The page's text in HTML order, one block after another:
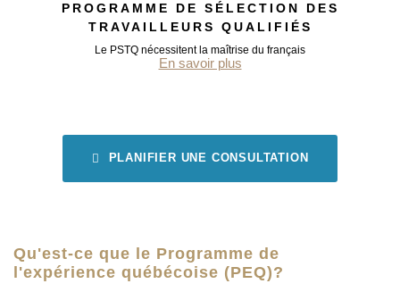
PROGRAMME DE SÉLECTION DES
TRAVAILLEURS QUALIFIÉS
Le PSTQ nécessitent la maîtrise du français
En savoir plus
PLANIFIER UNE CONSULTATION
Qu'est-ce que le Programme de
l'expérience québécoise (PEQ)?